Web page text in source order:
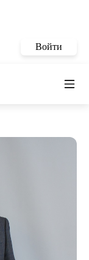
Войти